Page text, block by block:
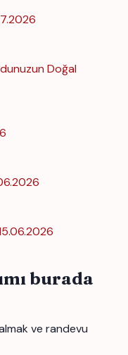
Doğal
burada
ve randevu